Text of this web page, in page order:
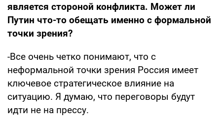
является стороной конфликта. Может ли
Путин что-то обещать именно с формальной
точки зрения?
-Все очень четко понимают, что с
неформальной точки зрения Россия имеет
ключевое стратегическое влияние на
ситуацию. Я думаю, что переговоры будут
идти не на прессу.